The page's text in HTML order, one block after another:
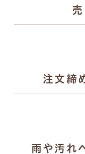
お子様の背中を
Rire（リル）：や
注文締
雨や汚れ